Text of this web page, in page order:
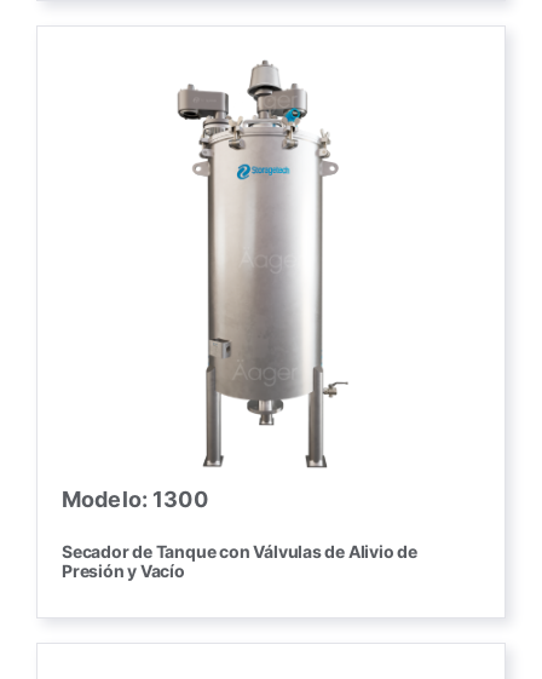
Modelo: 1300
Secador de Tanque con Válvulas de Alivio de
Presión y Vacío